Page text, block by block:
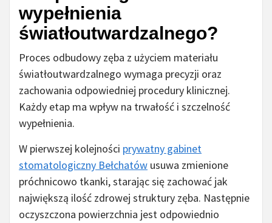
wypełnienia
światłoutwardzalnego?
Proces odbudowy zęba z użyciem materiału
światłoutwardzalnego wymaga precyzji oraz
zachowania odpowiedniej procedury klinicznej.
Każdy etap ma wpływ na trwałość i szczelność
wypełnienia.
W pierwszej kolejności prywatny gabinet
stomatologiczny Bełchatów usuwa zmienione
próchnicowo tkanki, starając się zachować jak
największą ilość zdrowej struktury zęba. Następnie
oczyszczona powierzchnia jest odpowiednio